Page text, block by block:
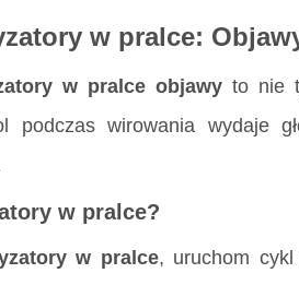
w pralce:
w pralce objawy to nie
podczas wirowania wydaje
w pralce?
w pralce, uruchom